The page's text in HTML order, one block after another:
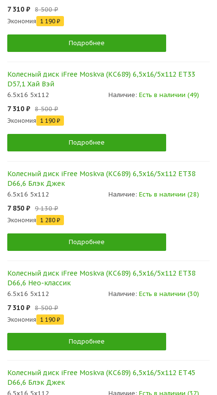
7 310 ₽ 8 500 ₽
Экономия 1 190 ₽
Подробнее
Колесный диск iFree Moskva (КС689) 6,5x16/5x112 ET33
D57,1 Хай Вэй
6.5x16 5x112 Наличие: Есть в наличии (49)
7 310 ₽ 8 500 ₽
Экономия 1 190 ₽
Подробнее
Колесный диск iFree Moskva (КС689) 6,5x16/5x112 ET38
D66,6 Блэк Джек
6.5x16 5x112 Наличие: Есть в наличии (28)
7 850 ₽ 9 130 ₽
Экономия 1 280 ₽
Подробнее
Колесный диск iFree Moskva (КС689) 6,5x16/5x112 ET38
D66,6 Нео-классик
6.5x16 5x112 Наличие: Есть в наличии (30)
7 310 ₽ 8 500 ₽
Экономия 1 190 ₽
Подробнее
Колесный диск iFree Moskva (КС689) 6,5x16/5x112 ET45
D66,6 Блэк Джек
6.5x16 5x112 Наличие: Есть в наличии (37)